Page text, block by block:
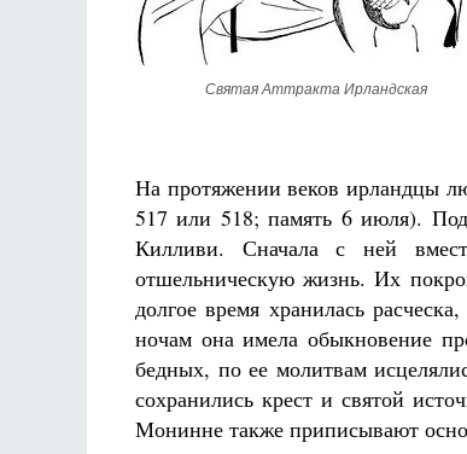
Святая Аттракта Ирландская
На протяжении веков ирландцы
517 или 518; память 6 июля).
Килливи. Сначала с ней
отшельническую жизнь. Их
долгое время хранилась
ночам она имела обыкновение
бедных, по ее молитвам
сохранились крест и святой
Монинне также приписывают